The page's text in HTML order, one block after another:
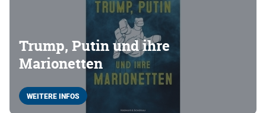
Trump, Putin und ihre
Marionetten
WEITERE INFOS